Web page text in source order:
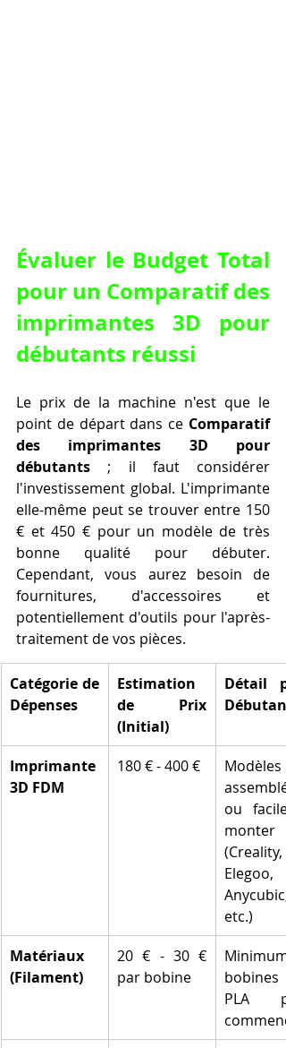
Évaluer le Budget Total
pour un Comparatif des
imprimantes 3D pour
débutants réussi
Le prix de la machine n'est que le
point de départ dans ce Comparatif
des imprimantes 3D pour
débutants ; il faut considérer
l'investissement global. L'imprimante
elle-même peut se trouver entre 150
€ et 450 € pour un modèle de très
bonne qualité pour débuter.
Cependant, vous aurez besoin de
fournitures, d'accessoires et
potentiellement d'outils pour l'après-
traitement de vos pièces.
Catégorie de
Dépenses
Estimation
de Prix
(Initial)
Détail
Débutant
Imprimante
3D FDM
180 € - 400 €
Modèles
assemblés
ou
monter
(Creality,
Elegoo,
Anycubic,
etc.)
Matériaux
(Filament)
20 € - 30 €
par bobine
bobines
PLA